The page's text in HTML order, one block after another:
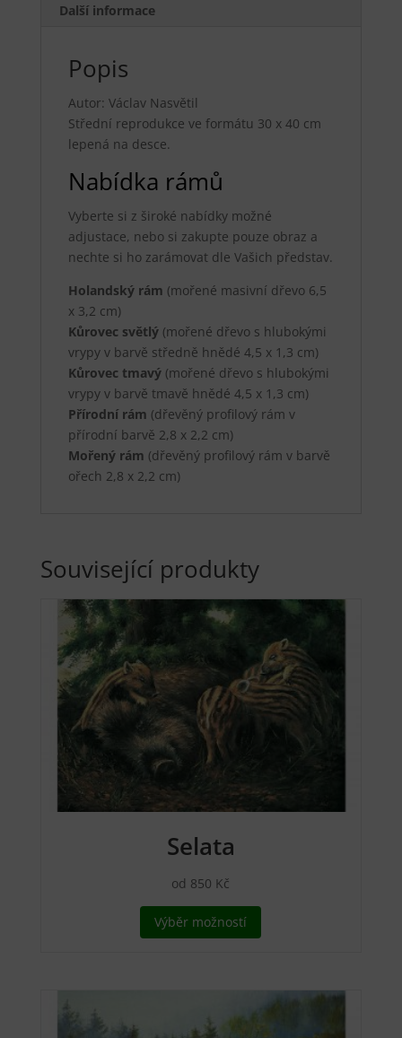
Další informace
Popis
Autor: Václav Nasvětil
Střední reprodukce ve formátu 30 x 40 cm
lepená na desce.
Nabídka rámů
Vyberte si z široké nabídky možné
adjustace, nebo si zakupte pouze obraz a
nechte si ho zarámovat dle Vašich představ.
Holandský rám (mořené masivní dřevo 6,5
x 3,2 cm)
Kůrovec světlý(mořené dřevo s hlubokými
vrypy v barvě středně hnědé 4,5 x 1,3 cm)
Kůrovec tmavý(mořené dřevo s hlubokými
vrypy v barvě tmavě hnědé 4,5 x 1,3 cm)
Přírodní rám (dřevěný profilový rám v
přírodní barvě 2,8 x 2,2 cm)
Mořený rám (dřevěný profilový rám v barvě
ořech 2,8 x 2,2 cm)
Související produkty
Selata
od 850 Kč
Výběr možností
Možnosti